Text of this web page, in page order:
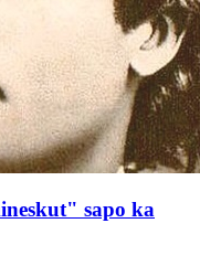
sapo ka